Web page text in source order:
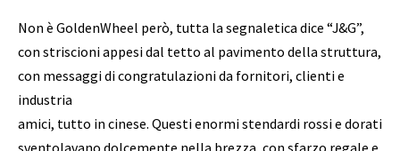
Non è GoldenWheel però, tutta la segnaletica dice “J&G”,
con striscioni appesi dal tetto al pavimento della struttura,
con messaggi di congratulazioni da fornitori, clienti e
industria
amici, tutto in cinese. Questi enormi stendardi rossi e dorati